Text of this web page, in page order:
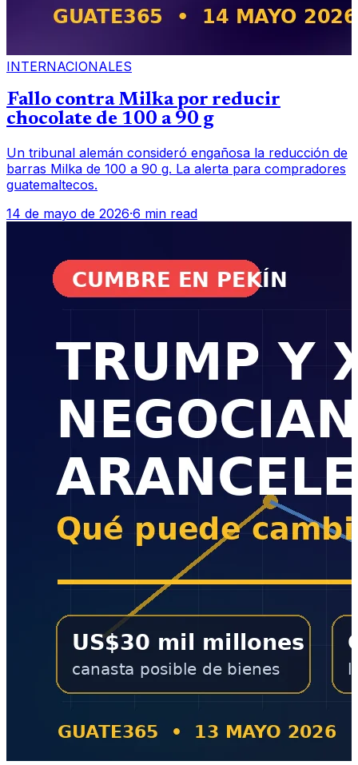
INTERNACIONALES
Fallo contra Milka por reducir
chocolate de 100 a 90 g
Un tribunal alemán consideró engañosa la reducción de
barras Milka de 100 a 90 g. La alerta para compradores
guatemaltecos.
14 de mayo de 2026·6 min read